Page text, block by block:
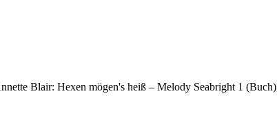
Blair: Hexen mögen's heiß – Melody Seabright 1 (Buch)